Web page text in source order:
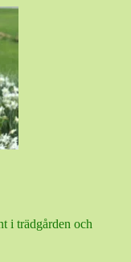
i trädgården och